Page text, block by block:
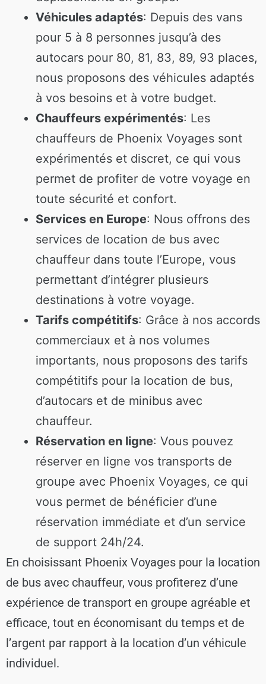
Véhicules adaptés: Depuis des vans
pour 5 à 8 personnes jusqu’à des
autocars pour 80, 81, 83, 89, 93 places,
nous proposons des véhicules adaptés
à vos besoins et à votre budget.
Chauffeurs expérimentés: Les
chauffeurs de Phoenix Voyages sont
expérimentés et discret, ce qui vous
permet de profiter de votre voyage en
toute sécurité et confort.
Services en Europe: Nous offrons des
services de location de bus avec
chauffeur dans toute l’Europe, vous
permettant d’intégrer plusieurs
destinations à votre voyage.
Tarifs compétitifs: Grâce à nos accords
commerciaux et à nos volumes
importants, nous proposons des tarifs
compétitifs pour la location de bus,
d’autocars et de minibus avec
chauffeur.
Réservation en ligne: Vous pouvez
réserver en ligne vos transports de
groupe avec Phoenix Voyages, ce qui
vous permet de bénéficier d’une
réservation immédiate et d’un service
de support 24h/24.
En choisissant Phoenix Voyages pour la location
de bus avec chauffeur, vous profiterez d’une
expérience de transport en groupe agréable et
efficace, tout en économisant du temps et de
l’argent par rapport à la location d’un véhicule
individuel.